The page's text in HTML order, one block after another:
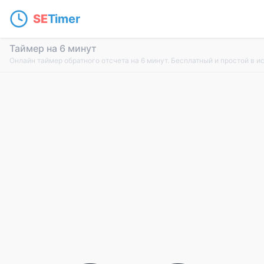
SETimer
Таймер на 6 минут
Онлайн таймер обратного отсчета на 6 минут. Бесплатный и простой в